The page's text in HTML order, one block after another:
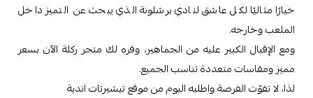
خيارًا مثاليًا لكل عاشق لنادي برشلونة الذي يبحث عن التميز داخل
الملعب وخارجه.
ومع الإقبال الكبير عليه من الجماهير، وفره لك متجر ركلة الآن بسعر
مميز ومقاسات متعددة تناسب الجميع.
لذا، لا تفوّت الفرصة واطلبه اليوم من موقع تيشيرتات اندية